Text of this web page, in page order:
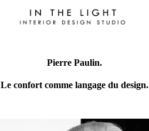
Pierre Paulin.
Le confort comme langage du design.